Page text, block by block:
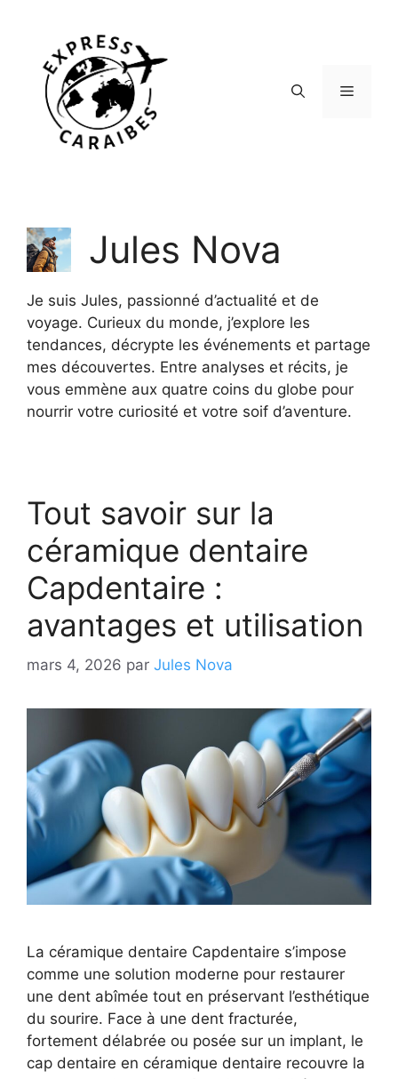
contenu
Menu
Jules Nova
Je suis Jules, passionné d’actualité et de
voyage. Curieux du monde, j’explore les
tendances, décrypte les événements et partage
mes découvertes. Entre analyses et récits, je
vous emmène aux quatre coins du globe pour
nourrir votre curiosité et votre soif d’aventure.
Tout savoir sur la
céramique dentaire
Capdentaire :
avantages et utilisation
mars 4, 2026 par Jules Nova
La céramique dentaire Capdentaire s’impose
comme une solution moderne pour restaurer
une dent abîmée tout en préservant l’esthétique
du sourire. Face à une dent fracturée,
fortement délabrée ou posée sur un implant, le
cap dentaire en céramique dentaire recouvre la